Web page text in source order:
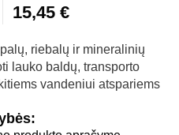
15,45 €
riebalų ir mineralinių
lauko baldų, transporto
vandeniui atspariems